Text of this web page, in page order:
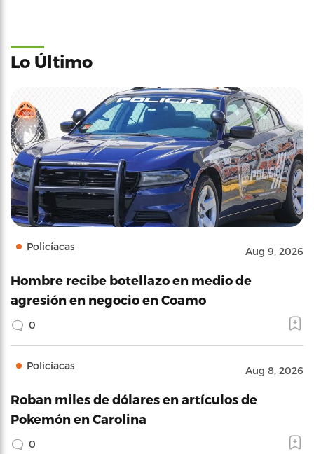
Lo Último
Policíacas Aug 9, 2026
Hombre recibe botellazo en medio de
agresión en negocio en Coamo
0
Policíacas Aug 8, 2026
Roban miles de dólares en artículos de
Pokemón en Carolina
0